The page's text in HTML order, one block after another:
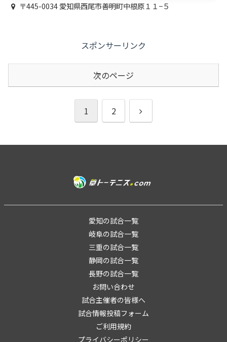
〒445-0034 愛知県西尾市善明町中根原１１−５
スポンサーリンク
次のページ
1 2
次
愛知の試合一覧
岐阜の試合一覧
三重の試合一覧
静岡の試合一覧
長野の試合一覧
お問い合わせ
試合主催者の皆様へ
試合情報投稿フォーム
ご利用規約
プライバシーポリシー